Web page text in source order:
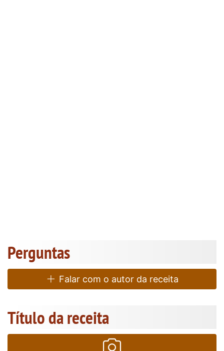
Perguntas
Falar com o autor da receita
Título da receita